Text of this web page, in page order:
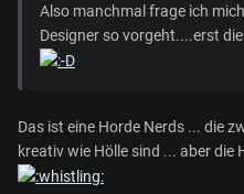
Also manchmal frage ich
Designer so vorgeht....erst
Das ist eine Horde Nerds ... die
kreativ wie Hölle sind ... aber